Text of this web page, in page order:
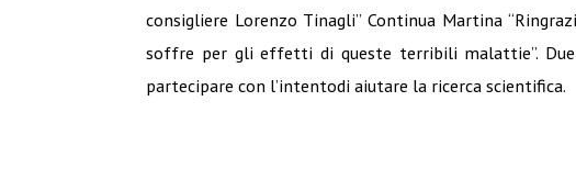
consigliere Lorenzo Tinagli” Continua Martina
soffre per gli effetti di queste terribili malattie”.
partecipare con l’intentodi aiutare la ricerca scientifica.